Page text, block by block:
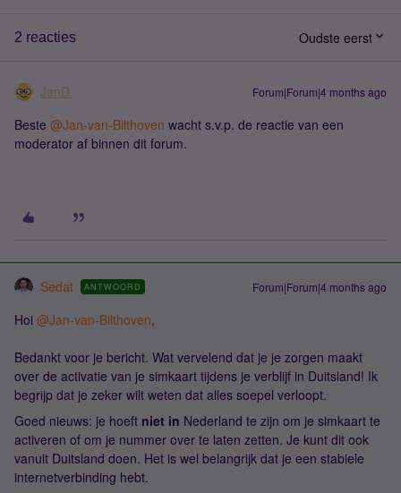
2 reacties Oudste eerst
JanD Forum|Forum|4 months ago
Beste ​ @Jan-van-Bilthoven wacht s.v.p. de reactie van een
moderator af binnen dit forum.
Sedat ANTWOORD Forum|Forum|4 months ago
Hoi ​ @Jan-van-Bilthoven,
Bedankt voor je bericht. Wat vervelend dat je je zorgen maakt
over de activatie van je simkaart tijdens je verblijf in Duitsland! Ik
begrijp dat je zeker wilt weten dat alles soepel verloopt.
Goed nieuws: je hoeft niet in Nederland te zijn om je simkaart te
activeren of om je nummer over te laten zetten. Je kunt dit ook
vanuit Duitsland doen. Het is wel belangrijk dat je een stabiele
internetverbinding hebt.